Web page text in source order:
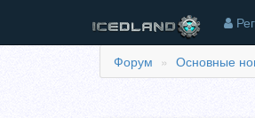
Форум Основные